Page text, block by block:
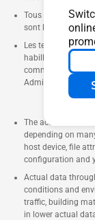
Tous les noms de
sont la propriété de
Les termes HDMI,
habillage
commerciales et
Administrator, Inc.
The actual
depending on
host device, file
configuration and
Actual data
conditions and
traffic, building
in lower actual